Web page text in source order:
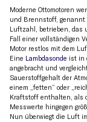
Moderne Ottomotoren
und Brennstoff,
Luftzahl, betrieben, das
Fall einer vollständigen
Motor restlos mit dem
Eine Lambdasonde ist in
angebracht und
Sauerstoffgehalt der
einem „fetten“ oder
Kraftstoff enthalten, als
Messwerte hingegen
Nun überwiegt die Luft